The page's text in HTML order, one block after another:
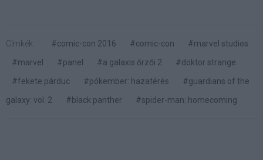
Címkék: #comic-con 2016 #comic-con
#marvel studios
#marvel
#panel #a galaxis őrzői 2
#doktor strange
#fekete párduc
#pókember: hazatérés
#guardians of the
galaxy: vol. 2
#black panther #spider-man: homecoming